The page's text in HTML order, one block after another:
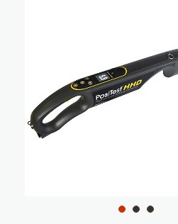
如
何
根
據
A
S
T
M
D
3
3
5
9
M
e
t
h
o
d
B
規
範
進
行
百
格
刮
刀
附
著
力
試
驗 1 2 3